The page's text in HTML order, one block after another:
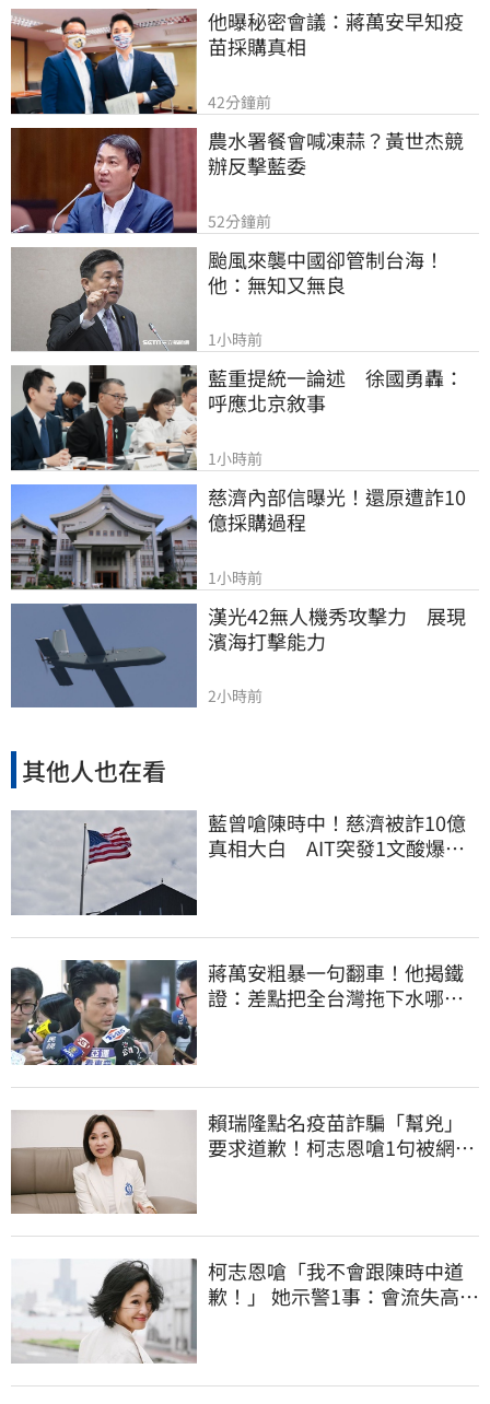
他曝秘密會議：蔣萬安早知疫
苗採購真相
42分鐘前
農水署餐會喊凍蒜？黃世杰競
辦反擊藍委
52分鐘前
颱風來襲中國卻管制台海！
他：無知又無良
1小時前
藍重提統一論述　徐國勇轟：
呼應北京敘事
1小時前
慈濟內部信曝光！還原遭詐10
億採購過程
1小時前
漢光42無人機秀攻擊力　展現
濱海打擊能力
2小時前
其他人也在看
藍曾嗆陳時中！慈濟被詐10億
真相大白 AIT突發1文酸爆…
蔣萬安粗暴一句翻車！他揭鐵
證：差點把全台灣拖下水哪時
賴瑞隆點名疫苗詐騙「幫兇」
要求道歉！柯志恩嗆1句被網罵
柯志恩嗆「我不會跟陳時中道
歉！」 她示警1事：會流失高雄